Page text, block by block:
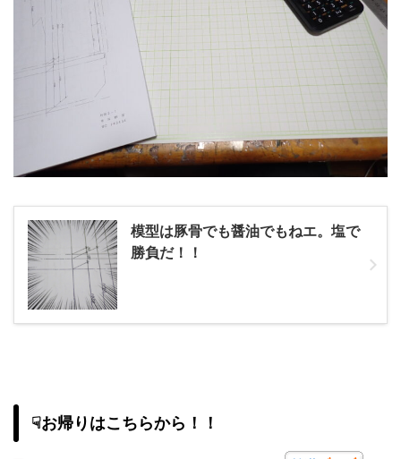
模型は豚骨でも醤油でもねエ。塩で
勝負だ！！
☟お帰りはこちらから！！